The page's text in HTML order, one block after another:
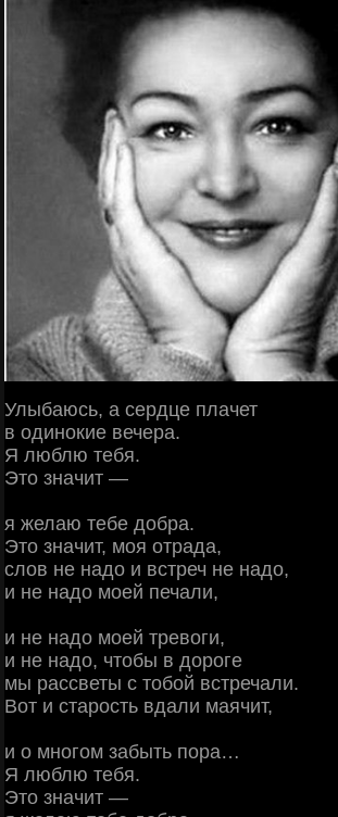
Улыбаюсь, а сердце плачет
в одинокие вечера.
Я люблю тебя.
Это значит —
я желаю тебе добра.
Это значит, моя отрада,
слов не надо и встреч не надо,
и не надо моей печали,
и не надо моей тревоги,
и не надо, чтобы в дороге
мы рассветы с тобой встречали.
Вот и старость вдали маячит,
и о многом забыть пора…
Я люблю тебя.
Это значит —